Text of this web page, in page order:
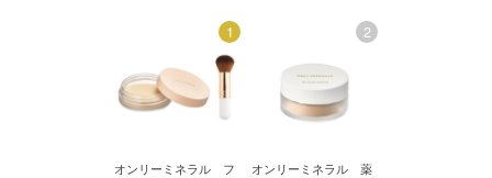
1
オンリーミネラル フ
2
オンリーミネラル 薬